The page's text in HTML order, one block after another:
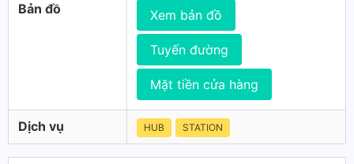
Bản đồ Xem bản đồ
Tuyến đường
Mặt tiền cửa hàng
Dịch vụ HUB STATION